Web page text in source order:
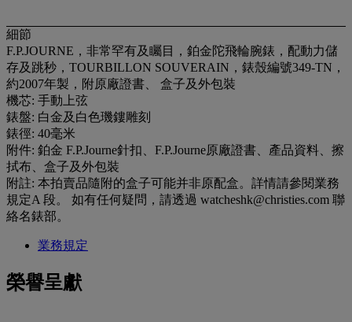
細節
F.P.JOURNE，非常罕有及矚目，鉑金陀飛輪腕錶，配動力儲
存及跳秒，TOURBILLON SOUVERAIN，錶殼編號349-TN，
約2007年製，附原廠證書、 盒子及外包裝
機芯: 手動上弦
錶盤: 白金及白色璣鏤雕刻
錶徑: 40毫米
附件: 鉑金 F.P.Journe針扣、F.P.Journe原廠證書、產品資料、擦
拭布、盒子及外包裝
附註: 本拍賣品隨附的盒子可能并非原配盒。詳情請參閱業務
規定A 段。 如有任何疑問，請透過 watcheshk@christies.com 聯
絡名錶部。
業務規定
榮譽呈獻